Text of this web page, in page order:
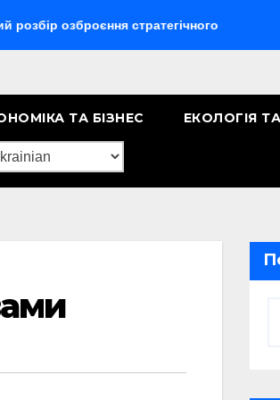
стратегічного бомбардувальника
ТА БІЗНЕС ЕКОЛОГІЯ